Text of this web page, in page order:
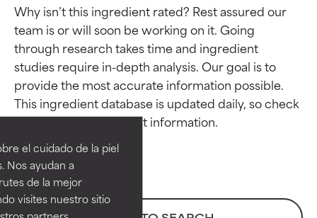
el cuidado de la piel
Nos ayudan a
de la mejor
visites nuestro sitio
Why isn’t this ingredient rated? Rest assured our
team is or will soon be working on it. Going
through research takes time and ingredient
studies require in-depth analysis. Our goal is to
provide the most accurate information possible.
This ingredient database is updated daily, so check
Calificaciones de
ingredientes
EXCELENTE
Ingrediente sobresaliente con
beneficios reales para la piel. Su
eficacia está demostrada y
Calificaciones de
ingredientes
EXCELENTE
Ingrediente sobresaliente con
beneficios reales para la piel. Su
eficacia está demostrada y